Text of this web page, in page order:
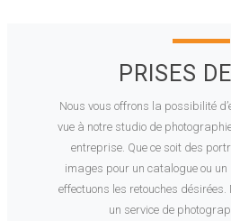
PRISES
Nous vous offrons la possibilité
vue à notre studio de
entreprise. Que ce soit des
images pour un catalogue ou
effectuons les retouches
un service de